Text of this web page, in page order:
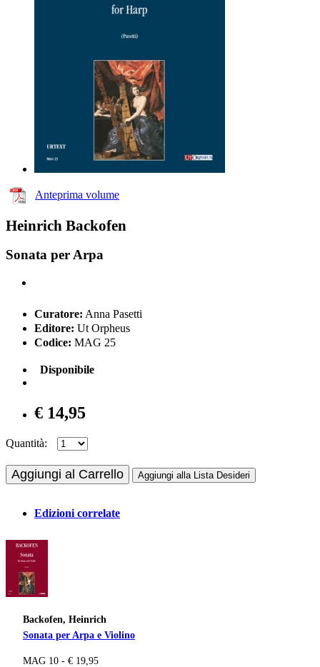
Anteprima volume
Heinrich Backofen
Sonata per Arpa
Curatore: Anna Pasetti
Editore: Ut Orpheus
Codice: MAG 25
Disponibile
€ 14,95
Quantità:
Aggiungi al Carrello Aggiungi alla Lista Desideri
Edizioni correlate
Backofen, Heinrich
Sonata per Arpa e Violino
MAG 10 - € 19,95